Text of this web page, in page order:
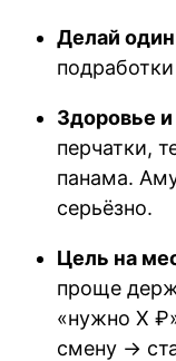
Делай
Здоровье
перчатки,
панама.
серьёзно.
Цель на
проще
«нужно X
смену →